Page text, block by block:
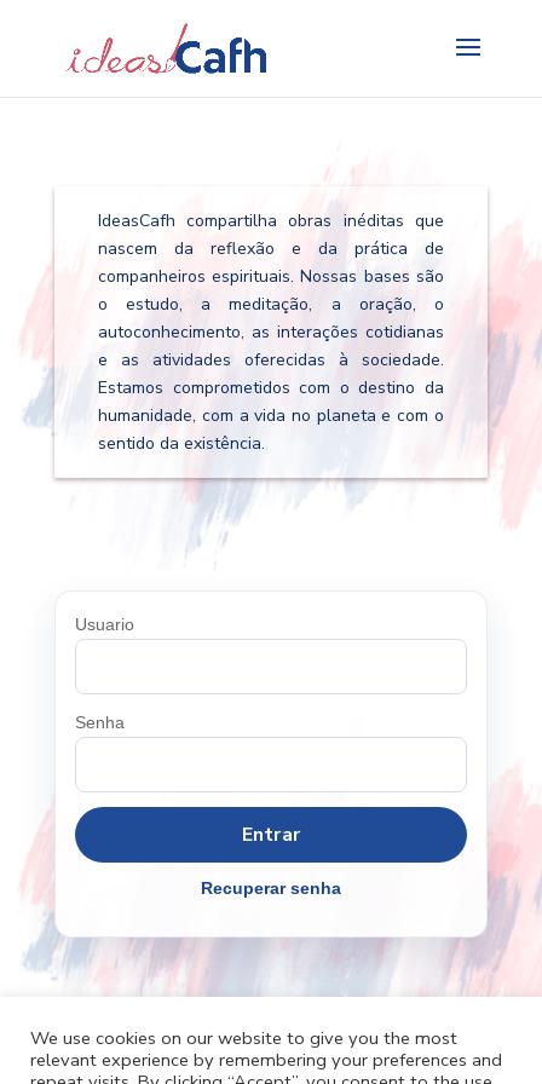
IdeasCafh compartilha obras inéditas que
nascem da reflexão e da prática de
companheiros espirituais. Nossas bases são
o estudo, a meditação, a oração, o
autoconhecimento, as interações cotidianas
e as atividades oferecidas à sociedade.
Estamos comprometidos com o destino da
humanidade, com a vida no planeta e com o
sentido da existência.
Usuario
Senha
Recuperar senha
Cafh.org Cafh App
Contatos
We use cookies on our website to give you the most
relevant experience by remembering your preferences and